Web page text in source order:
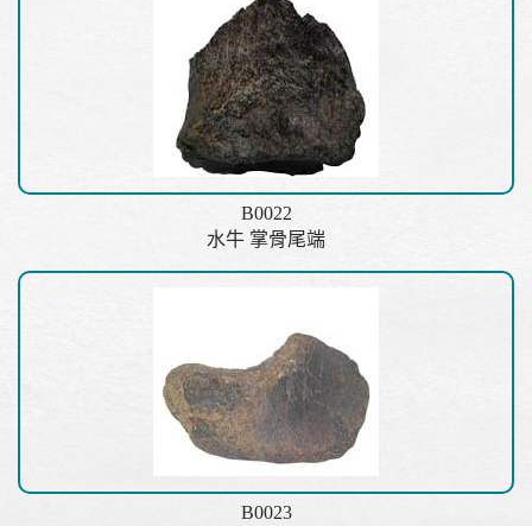
B0022
水牛 掌骨尾端
B0023